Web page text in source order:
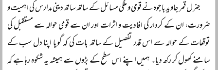
جنرل قمر جاوید باجوہ نے قومی و ملکی مسائل کے ساتھ ساتھ دینی مدارس کی اہمیت و
ضرورت، ان کے کردار کی افادیت و اثرات اور ان سے قومی حوالہ سے مستقبل کی
توقعات کے حوالہ سے اس قدر تفصیل کے ساتھ بات کی کہ گویا اپنا دل سب کے
سامنے کھول کر رکھ دیا۔ ہمیں اپنے اس سطح کے بڑوں سے ہمیشہ یہ شکوہ رہا ہے کہ